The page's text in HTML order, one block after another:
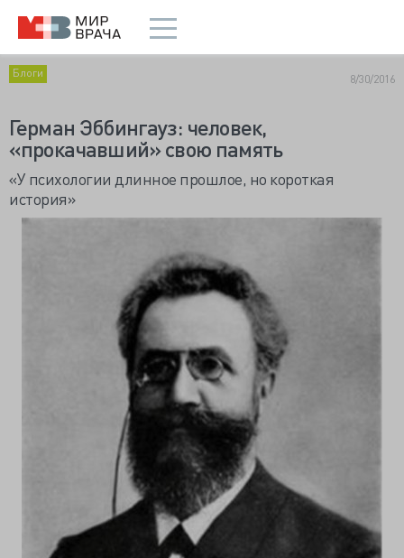
Блоги 8/30/2016
Герман Эббингауз: человек,
«прокачавший» свою память
«У психологии длинное прошлое, но короткая
история»